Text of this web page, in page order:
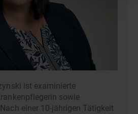
ist examinierte
sowie
einer 10-jährigen Tätigkeit